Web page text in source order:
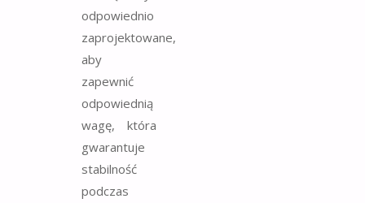
odpowiednio
zaprojektowane,
aby
zapewnić
odpowiednią
wagę, która
gwarantuje
stabilność
podczas